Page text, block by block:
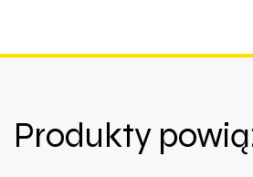
Produkty